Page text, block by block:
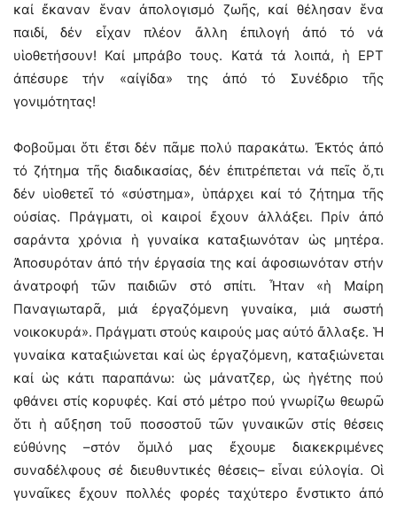
καί ἔκαναν ἕναν ἀπολογισμό ζωῆς, καί θέλησαν ἕνα
παιδί, δέν εἶχαν πλέον ἄλλη ἐπιλογή ἀπό τό νά
υἱοθετήσουν! Καί μπράβο τους. Κατά τά λοιπά, ἡ ΕΡΤ
ἀπέσυρε τήν «αἰγίδα» της ἀπό τό Συνέδριο τῆς
γονιμότητας!
Φοβοῦμαι ὅτι ἔτσι δέν πᾶμε πολύ παρακάτω. Ἐκτός ἀπό
τό ζήτημα τῆς διαδικασίας, δέν ἐπιτρέπεται νά πεῖς ὅ,τι
δέν υἱοθετεῖ τό «σύστημα», ὑπάρχει καί τό ζήτημα τῆς
οὐσίας. Πράγματι, οἱ καιροί ἔχουν ἀλλάξει. Πρίν ἀπό
σαράντα χρόνια ἡ γυναίκα καταξιωνόταν ὡς μητέρα.
Ἀποσυρόταν ἀπό τήν ἐργασία της καί ἀφοσιωνόταν στήν
ἀνατροφή τῶν παιδιῶν στό σπίτι. Ἦταν «ἡ Μαίρη
Παναγιωταρᾶ, μιά ἐργαζόμενη γυναίκα, μιά σωστή
νοικοκυρά». Πράγματι στούς καιρούς μας αὐτό ἄλλαξε. Ἡ
γυναίκα καταξιώνεται καί ὡς ἐργαζόμενη, καταξιώνεται
καί ὡς κάτι παραπάνω: ὡς μάνατζερ, ὡς ἡγέτης πού
φθάνει στίς κορυφές. Καί στό μέτρο πού γνωρίζω θεωρῶ
ὅτι ἡ αὔξηση τοῦ ποσοστοῦ τῶν γυναικῶν στίς θέσεις
εὐθύνης –στόν ὅμιλό μας ἔχουμε διακεκριμένες
συναδέλφους σέ διευθυντικές θέσεις– εἶναι εὐλογία. Οἱ
γυναῖκες ἔχουν πολλές φορές ταχύτερο ἔνστικτο ἀπό